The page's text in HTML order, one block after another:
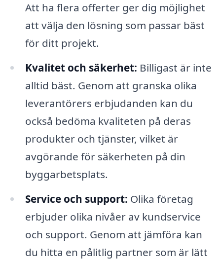
Att ha flera offerter ger dig möjlighet
att välja den lösning som passar bäst
för ditt projekt.
Kvalitet och säkerhet: Billigast är inte
alltid bäst. Genom att granska olika
leverantörers erbjudanden kan du
också bedöma kvaliteten på deras
produkter och tjänster, vilket är
avgörande för säkerheten på din
byggarbetsplats.
Service och support: Olika företag
erbjuder olika nivåer av kundservice
och support. Genom att jämföra kan
du hitta en pålitlig partner som är lätt